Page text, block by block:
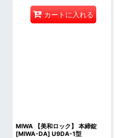
カートに入れる
MIWA 【美和ロック】 本締錠
[MIWA-DA] U9DA-1型